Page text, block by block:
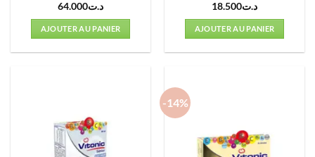
د.ت64.000
AJOUTER AU PANIER
د.ت18.500
AJOUTER AU PANIER
-14%